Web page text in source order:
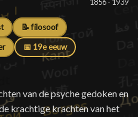
📝 filosoof
📅 19e eeuw
van de psyche gedoken en
krachtige krachten van het